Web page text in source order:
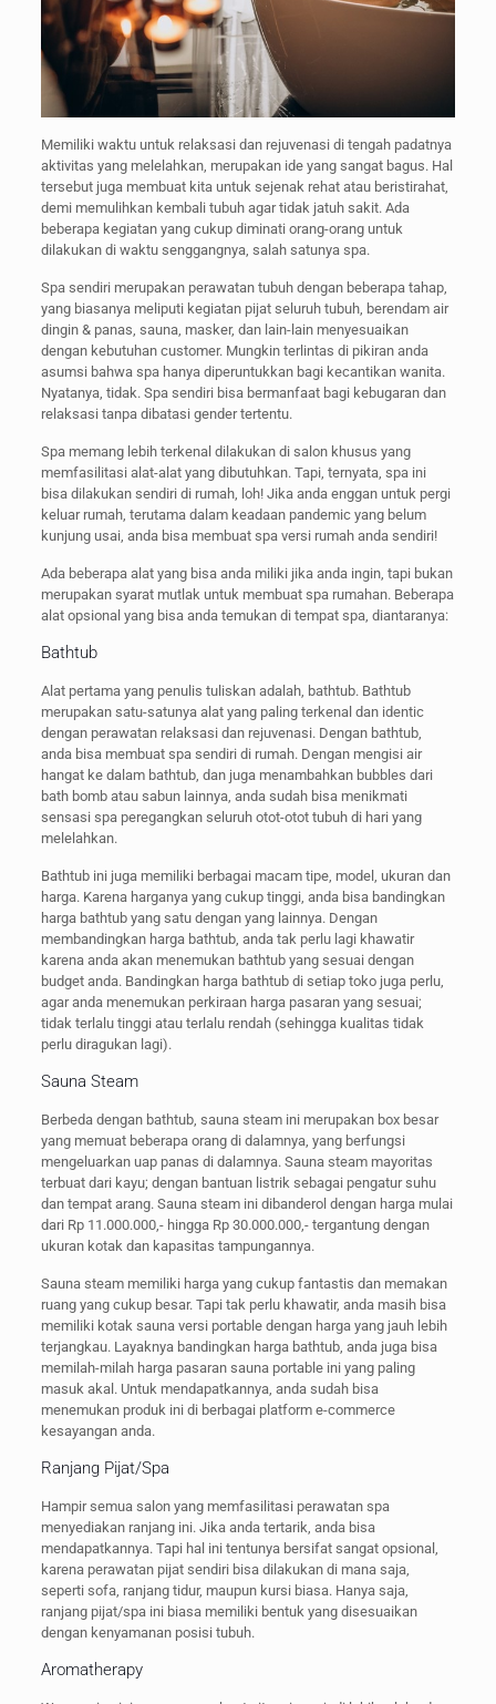
Memiliki waktu untuk relaksasi dan rejuvenasi di tengah padatnya
aktivitas yang melelahkan, merupakan ide yang sangat bagus. Hal
tersebut juga membuat kita untuk sejenak rehat atau beristirahat,
demi memulihkan kembali tubuh agar tidak jatuh sakit. Ada
beberapa kegiatan yang cukup diminati orang-orang untuk
dilakukan di waktu senggangnya, salah satunya spa.
Spa sendiri merupakan perawatan tubuh dengan beberapa tahap,
yang biasanya meliputi kegiatan pijat seluruh tubuh, berendam air
dingin & panas, sauna, masker, dan lain-lain menyesuaikan
dengan kebutuhan customer. Mungkin terlintas di pikiran anda
asumsi bahwa spa hanya diperuntukkan bagi kecantikan wanita.
Nyatanya, tidak. Spa sendiri bisa bermanfaat bagi kebugaran dan
relaksasi tanpa dibatasi gender tertentu.
Spa memang lebih terkenal dilakukan di salon khusus yang
memfasilitasi alat-alat yang dibutuhkan. Tapi, ternyata, spa ini
bisa dilakukan sendiri di rumah, loh! Jika anda enggan untuk pergi
keluar rumah, terutama dalam keadaan pandemic yang belum
kunjung usai, anda bisa membuat spa versi rumah anda sendiri!
Ada beberapa alat yang bisa anda miliki jika anda ingin, tapi bukan
merupakan syarat mutlak untuk membuat spa rumahan. Beberapa
alat opsional yang bisa anda temukan di tempat spa, diantaranya:
Bathtub
Alat pertama yang penulis tuliskan adalah, bathtub. Bathtub
merupakan satu-satunya alat yang paling terkenal dan identic
dengan perawatan relaksasi dan rejuvenasi. Dengan bathtub,
anda bisa membuat spa sendiri di rumah. Dengan mengisi air
hangat ke dalam bathtub, dan juga menambahkan bubbles dari
bath bomb atau sabun lainnya, anda sudah bisa menikmati
sensasi spa peregangkan seluruh otot-otot tubuh di hari yang
melelahkan.
Bathtub ini juga memiliki berbagai macam tipe, model, ukuran dan
harga. Karena harganya yang cukup tinggi, anda bisa bandingkan
harga bathtub yang satu dengan yang lainnya. Dengan
membandingkan harga bathtub, anda tak perlu lagi khawatir
karena anda akan menemukan bathtub yang sesuai dengan
budget anda. Bandingkan harga bathtub di setiap toko juga perlu,
agar anda menemukan perkiraan harga pasaran yang sesuai;
tidak terlalu tinggi atau terlalu rendah (sehingga kualitas tidak
perlu diragukan lagi).
Sauna Steam
Berbeda dengan bathtub, sauna steam ini merupakan box besar
yang memuat beberapa orang di dalamnya, yang berfungsi
mengeluarkan uap panas di dalamnya. Sauna steam mayoritas
terbuat dari kayu; dengan bantuan listrik sebagai pengatur suhu
dan tempat arang. Sauna steam ini dibanderol dengan harga mulai
dari Rp 11.000.000,- hingga Rp 30.000.000,- tergantung dengan
ukuran kotak dan kapasitas tampungannya.
Sauna steam memiliki harga yang cukup fantastis dan memakan
ruang yang cukup besar. Tapi tak perlu khawatir, anda masih bisa
memiliki kotak sauna versi portable dengan harga yang jauh lebih
terjangkau. Layaknya bandingkan harga bathtub, anda juga bisa
memilah-milah harga pasaran sauna portable ini yang paling
masuk akal. Untuk mendapatkannya, anda sudah bisa
menemukan produk ini di berbagai platform e-commerce
kesayangan anda.
Ranjang Pijat/Spa
Hampir semua salon yang memfasilitasi perawatan spa
menyediakan ranjang ini. Jika anda tertarik, anda bisa
mendapatkannya. Tapi hal ini tentunya bersifat sangat opsional,
karena perawatan pijat sendiri bisa dilakukan di mana saja,
seperti sofa, ranjang tidur, maupun kursi biasa. Hanya saja,
ranjang pijat/spa ini biasa memiliki bentuk yang disesuaikan
dengan kenyamanan posisi tubuh.
Aromatherapy